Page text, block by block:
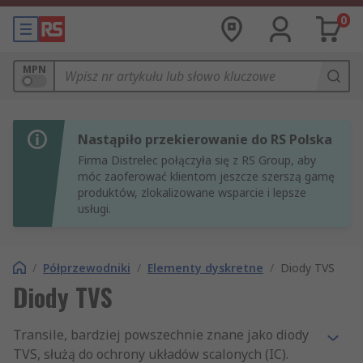
0
MPN
Nastąpiło przekierowanie do RS Polska
Firma Distrelec połączyła się z RS Group, aby
móc zaoferować klientom jeszcze szerszą gamę
produktów, zlokalizowane wsparcie i lepsze
usługi.
/ Półprzewodniki / Elementy dyskretne / Diody TVS
Diody TVS
Transile, bardziej powszechnie znane jako diody
TVS, służą do ochrony układów scalonych (IC).